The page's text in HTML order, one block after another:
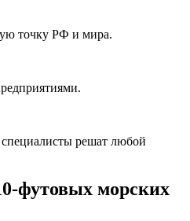
точку РФ и мира.
решат любой
футовых морских